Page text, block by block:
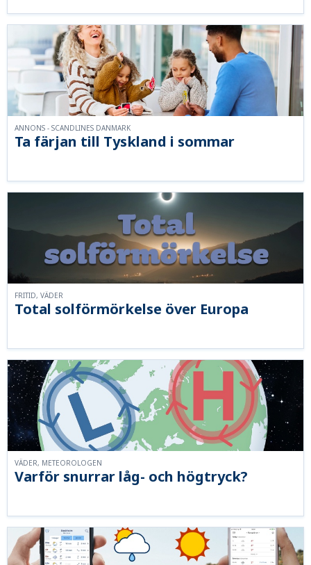
Ta färjan till Tyskland i sommar
ANNONS - SCANDLINES DANMARK
Total solförmörkelse över Europa
FRITID, VÄDER
Varför snurrar låg- och högtryck?
VÄDER, METEOROLOGEN